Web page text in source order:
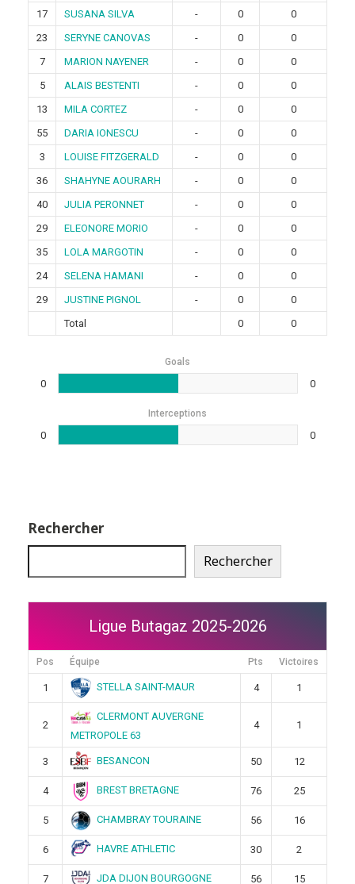
17
SUSANA SILVA - 0
0
23
SERYNE CANOVAS - 0
0
7
MARION NAYENER - 0
0
5
ALAIS BESTENTI - 0
0
13
MILA CORTEZ - 0
0
55
DARIA IONESCU - 0
0
3
LOUISE FITZGERALD - 0
0
36
SHAHYNE AOURARH - 0
0
40
JULIA PERONNET - 0
0
29
ELEONORE MORIO - 0
0
35
LOLA MARGOTIN - 0
0
24
SELENA HAMANI - 0
0
29
JUSTINE PIGNOL - 0
0
Total
0 0
Goals
0 0
Interceptions
0 0
Rechercher
Rechercher
Ligue Butagaz 2025-2026
Pos Équipe Pts Victoires
1 STELLA SAINT-MAUR 4 1
2
CLERMONT AUVERGNE
METROPOLE 63
4 1
3 BESANCON 50 12
4 BREST BRETAGNE 76 25
5 CHAMBRAY TOURAINE 56 16
6 HAVRE ATHLETIC 30 2
7 JDA DIJON BOURGOGNE 56 15